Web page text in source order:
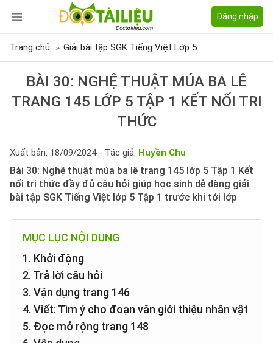
Đăng nhập
Trang chủ Giải bài tập SGK Tiếng Việt Lớp 5
BÀI 30: NGHỆ THUẬT MÚA BA LÊ
TRANG 145 LỚP 5 TẬP 1 KẾT NỐI TRI
THỨC
Xuất bản: 18/09/2024 - Tác giả: Huyền Chu
Bài 30: Nghệ thuật múa ba lê trang 145 lớp 5 Tập 1 Kết
nối tri thức đầy đủ câu hỏi giúp học sinh dễ dàng giải
bài tập SGK Tiếng Việt lớp 5 Tập 1 trước khi tới lớp
MỤC LỤC NỘI DUNG
1. Khởi động
2. Trả lời câu hỏi
3. Vận dụng trang 146
4. Viết: Tìm ý cho đoạn văn giới thiệu nhân vật
5. Đọc mở rộng trang 148